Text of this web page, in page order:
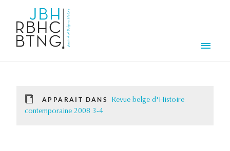
APPARAÎT DANS
Revue belge d'Histoire
contemporaine 2008 3-4